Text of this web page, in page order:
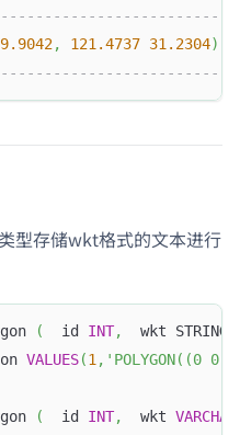
+
, 121.4737 31.2304)
+
型存储wkt格式的文本进行
(
  id
INT,
  wkt STRING
VALUES(1, 'POLYGON((0
(
  id
INT,
  wkt
VARCHAR